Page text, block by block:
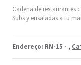
Cadena de restaurantes
Subs y ensaladas a tu
Endereço: RN-15 - ,